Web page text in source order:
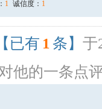
1 诚信度： 1
【已有 1 条】 于
他的一条点